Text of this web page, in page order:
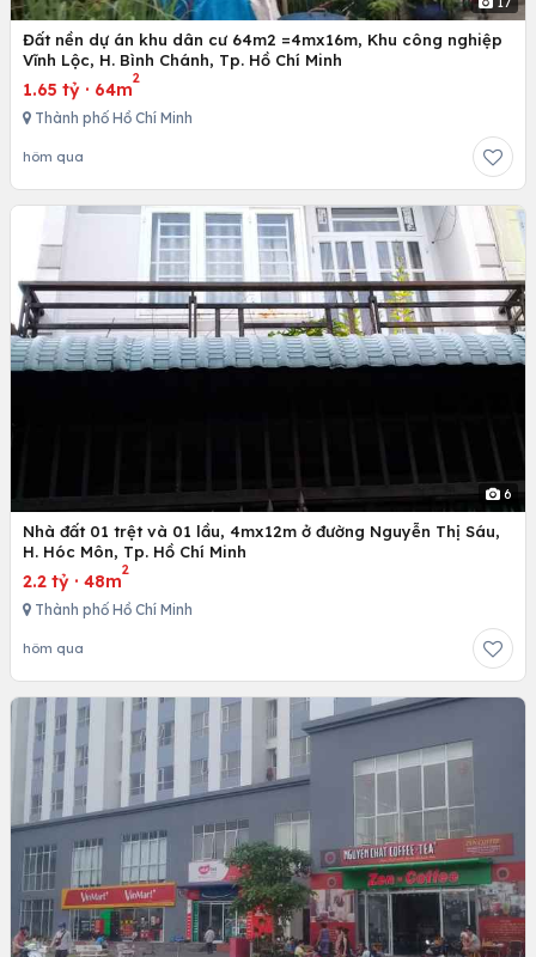
Đất nền dự án khu dân cư 64m2 =4mx16m, Khu công nghiệp
Vĩnh Lộc, H. Bình Chánh, Tp. Hồ Chí Minh
1.65 tỷ · 64m
2
Thành phố Hồ Chí Minh
hôm qua
6
Nhà đất 01 trệt và 01 lầu, 4mx12m ở đường Nguyễn Thị Sáu,
H. Hóc Môn, Tp. Hồ Chí Minh
2.2 tỷ · 48m
2
Thành phố Hồ Chí Minh
hôm qua